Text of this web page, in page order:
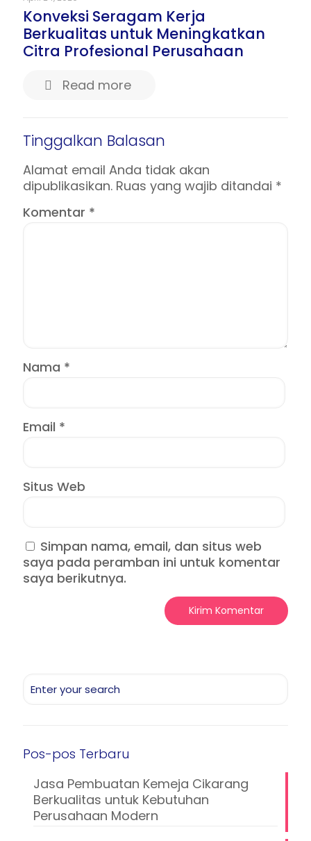
Konveksi Seragam Kerja
Berkualitas untuk Meningkatkan
Citra Profesional Perusahaan
Read more
Tinggalkan Balasan
Alamat email Anda tidak akan
dipublikasikan. Ruas yang wajib ditandai *
Komentar *
Nama *
Email *
Situs Web
Simpan nama, email, dan situs web
saya pada peramban ini untuk komentar
saya berikutnya.
Pos-pos Terbaru
Jasa Pembuatan Kemeja Cikarang
Berkualitas untuk Kebutuhan
Perusahaan Modern